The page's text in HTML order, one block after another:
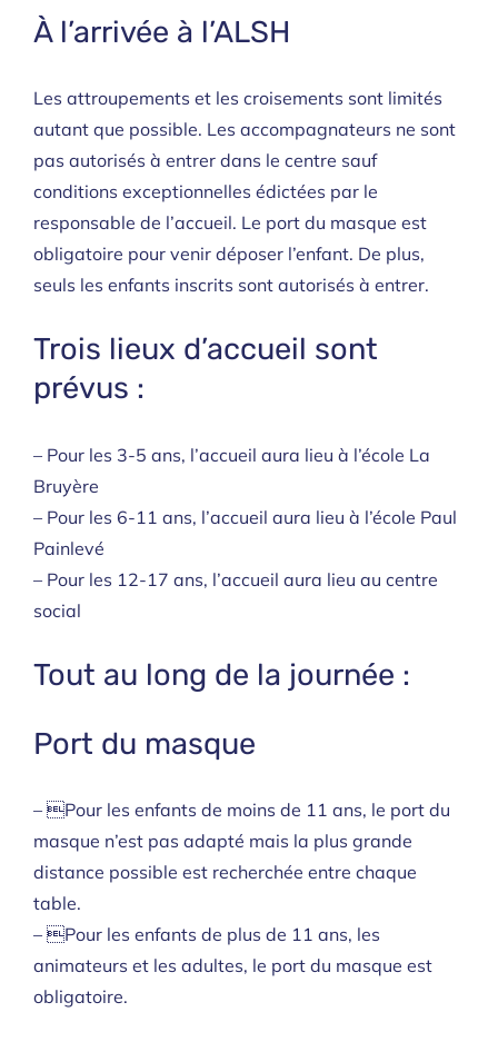
À l’arrivée à l’ALSH
Les attroupements et les croisements sont limités
autant que possible. Les accompagnateurs ne sont
pas autorisés à entrer dans le centre sauf
conditions exceptionnelles édictées par le
responsable de l’accueil. Le port du masque est
obligatoire pour venir déposer l’enfant. De plus,
seuls les enfants inscrits sont autorisés à entrer.
Trois lieux d’accueil sont
prévus :
– Pour les 3-5 ans, l’accueil aura lieu à l’école La
Bruyère
– Pour les 6-11 ans, l’accueil aura lieu à l’école Paul
Painlevé
– Pour les 12-17 ans, l’accueil aura lieu au centre
social
Tout au long de la journée :
Port du masque
– Pour les enfants de moins de 11 ans, le port du
masque n’est pas adapté mais la plus grande
distance possible est recherchée entre chaque
table.
– Pour les enfants de plus de 11 ans, les
animateurs et les adultes, le port du masque est
obligatoire.